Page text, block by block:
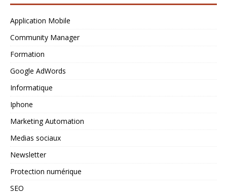
Application Mobile
Community Manager
Formation
Google AdWords
Informatique
Iphone
Marketing Automation
Medias sociaux
Newsletter
Protection numérique
SEO